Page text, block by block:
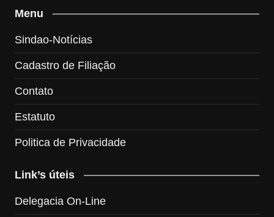
Menu
Sindao-Notícias
Cadastro de Filiação
Contato
Estatuto
Politica de Privacidade
Link’s úteis
Delegacia On-Line